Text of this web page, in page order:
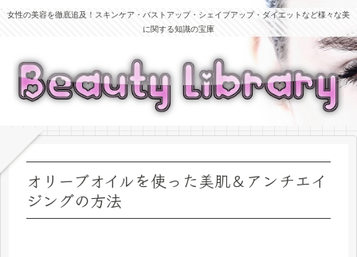
女性の美容を徹底追及！スキンケア・バストアップ・シェイプアップ・ダイエットなど様々な美
に関する知識の宝庫
オリーブオイルを使った美肌＆アンチエイ
ジングの方法